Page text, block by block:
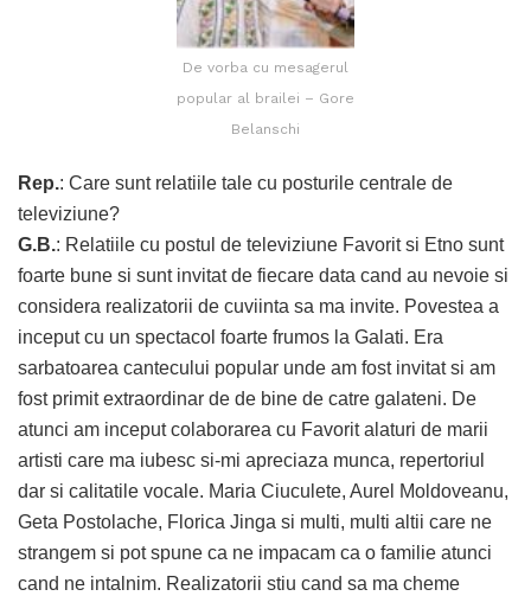
De vorba cu mesagerul
popular al brailei – Gore
Belanschi
Rep.: Care sunt relatiile tale cu posturile centrale de
televiziune?
G.B.: Relatiile cu postul de televiziune Favorit si Etno sunt
foarte bune si sunt invitat de fiecare data cand au nevoie si
considera realizatorii de cuviinta sa ma invite. Povestea a
inceput cu un spectacol foarte frumos la Galati. Era
sarbatoarea cantecului popular unde am fost invitat si am
fost primit extraordinar de de bine de catre galateni. De
atunci am inceput colaborarea cu Favorit alaturi de marii
artisti care ma iubesc si-mi apreciaza munca, repertoriul
dar si calitatile vocale. Maria Ciuculete, Aurel Moldoveanu,
Geta Postolache, Florica Jinga si multi, multi altii care ne
strangem si pot spune ca ne impacam ca o familie atunci
cand ne intalnim. Realizatorii stiu cand sa ma cheme